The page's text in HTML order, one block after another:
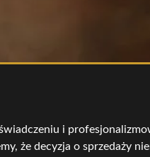
i
że decyzja o sprzedaży